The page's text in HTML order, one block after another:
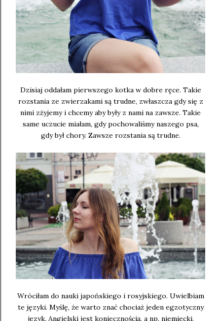
Dzisiaj oddałam pierwszego kotka w dobre ręce. Takie
rozstania ze zwierzakami są trudne, zwłaszcza gdy się z
nimi zżyjemy i chcemy aby były z nami na zawsze. Takie
same uczucie miałam, gdy pochowaliśmy naszego psa,
gdy był chory. Zawsze rozstania są trudne.
Wróciłam do nauki japońskiego i rosyjskiego. Uwielbiam
te języki. Myślę, że warto znać chociaż jeden egzotyczny
język. Angielski jest koniecznością, a np. niemiecki,